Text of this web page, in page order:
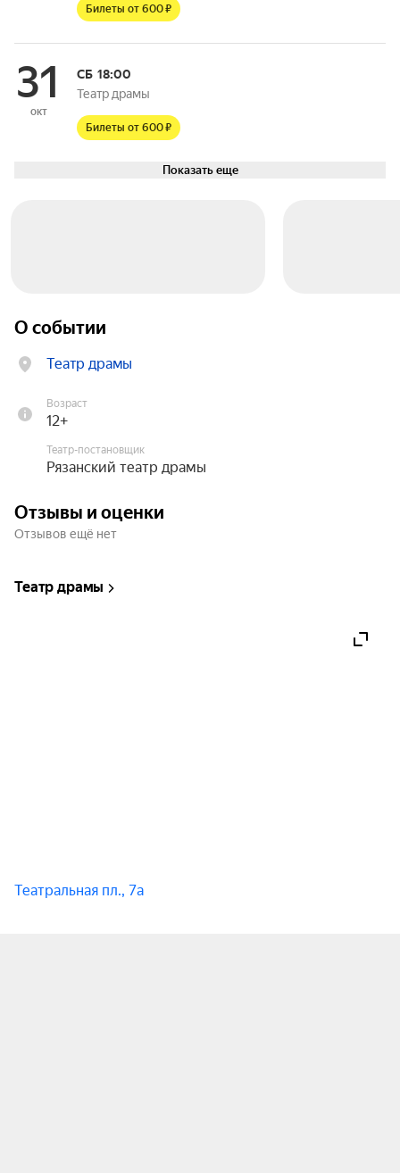
Билеты от 600 ₽
31
окт
СБ18:00
Театр драмы
Билеты от 600 ₽
Показать еще
О событии
Театр драмы
Возраст
12+
Театр-постановщик
Рязанский театр драмы
Отзывы и оценки
Отзывов ещё нет
Театр драмы
Театральная пл., 7а